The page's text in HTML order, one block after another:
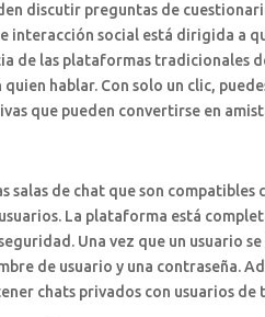
discutir preguntas de
interacción social está dirigida a
de las plataformas tradicionales
hablar. Con solo un clic,
que pueden convertirse en
salas de chat que son
La plataforma está
Una vez que un usuario
de usuario y una contraseña.
chats privados con usuarios de